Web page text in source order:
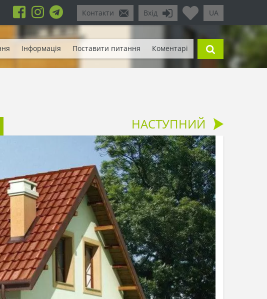
UA
Вхід
Контакти
Інформація Поставити питання Коментарі
НАСТУПНИЙ